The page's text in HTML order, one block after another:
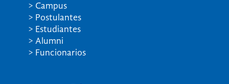
> Campus
> Postulantes
> Estudiantes
> Alumni
> Funcionarios